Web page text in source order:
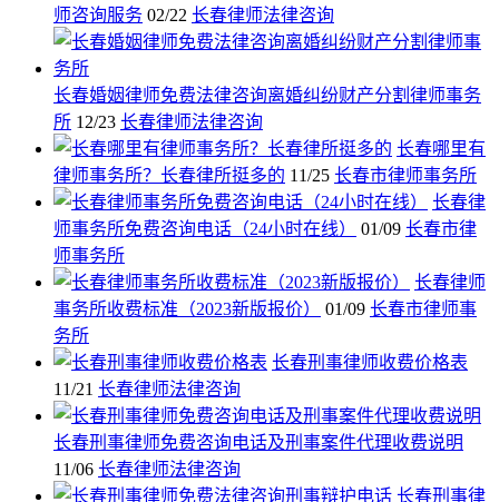
师咨询服务 02/22 长春律师法律咨询
长春婚姻律师免费法律咨询离婚纠纷财产分割律师事务
所 12/23 长春律师法律咨询
长春哪里有
律师事务所？长春律所挺多的 11/25 长春市律师事务所
长春律
师事务所免费咨询电话（24小时在线）
01/09 长春市律
师事务所
长春律师
事务所收费标准（2023新版报价）
01/09 长春市律师事
务所
长春刑事律师收费价格表
11/21 长春律师法律咨询
长春刑事律师免费咨询电话及刑事案件代理收费说明
11/06 长春律师法律咨询
长春刑事律